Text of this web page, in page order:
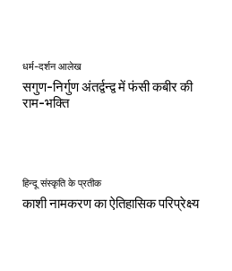
धर्म-दर्शन आलेख
सगुण-निर्गुण अंतर्द्वन्द्व में फंसी कबीर की
राम-भक्ति
हिन्दू संस्कृति के प्रतीक
काशी नामकरण का ऐतिहासिक परिप्रेक्ष्य